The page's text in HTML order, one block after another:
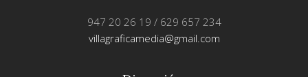
947 20 26 19 / 629 657 234
villagraficamedia@gmail.com